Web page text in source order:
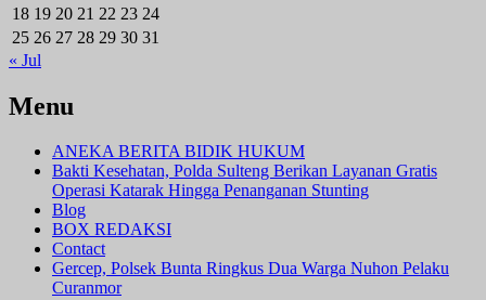
18 19 20 21 22 23 24
25 26 27 28 29 30 31
« Jul
Menu
ANEKA BERITA BIDIK HUKUM
Bakti Kesehatan, Polda Sulteng Berikan Layanan Gratis
Operasi Katarak Hingga Penanganan Stunting
Blog
BOX REDAKSI
Contact
Gercep, Polsek Bunta Ringkus Dua Warga Nuhon Pelaku
Curanmor